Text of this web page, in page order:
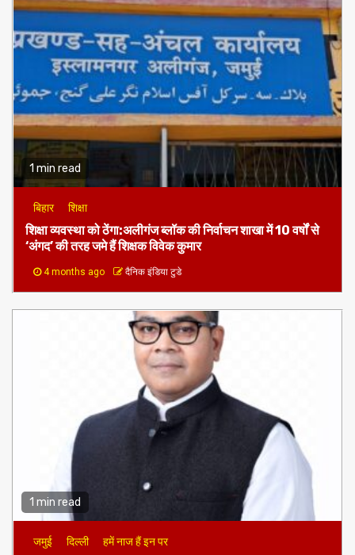
1 min read
बिहार शिक्षा
शिक्षा व्यवस्था को ठेंगा:अलीगंज ब्लॉक की निर्वाचन शाखा में 10 वर्षों से
‘अंगद’ की तरह जमे हैं शिक्षक विवेक कुमार
4 months ago दैनिक इंडिया टुडे
1 min read
जमुई दिल्ली हमें नाज हैं इन पर